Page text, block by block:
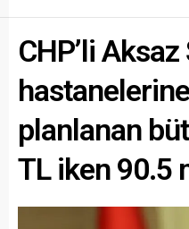
CHP’li
planlanan
TL iken 90.5